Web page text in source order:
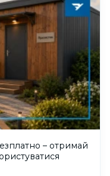
– отримай